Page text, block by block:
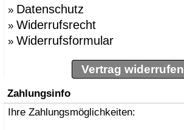
» Datenschutz
» Widerrufsrecht
» Widerrufsformular
Vertrag widerrufen
Zahlungsinfo
Ihre Zahlungsmöglichkeiten: